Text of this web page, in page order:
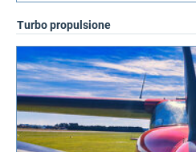
Turbo propulsione